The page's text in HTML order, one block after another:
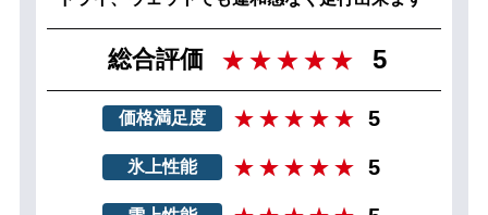
総合評価 5
価格満足度 5
氷上性能 5